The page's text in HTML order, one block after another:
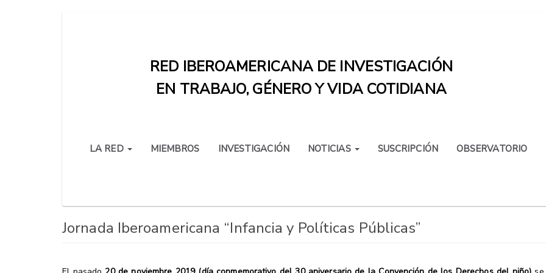
RED IBEROAMERICANA DE INVESTIGACIÓN
EN TRABAJO, GÉNERO Y VIDA COTIDIANA
LA RED MIEMBROS INVESTIGACIÓN NOTICIAS SUSCRIPCIÓN OBSERVATORIO
Jornada Iberoamericana “Infancia y Políticas Públicas”